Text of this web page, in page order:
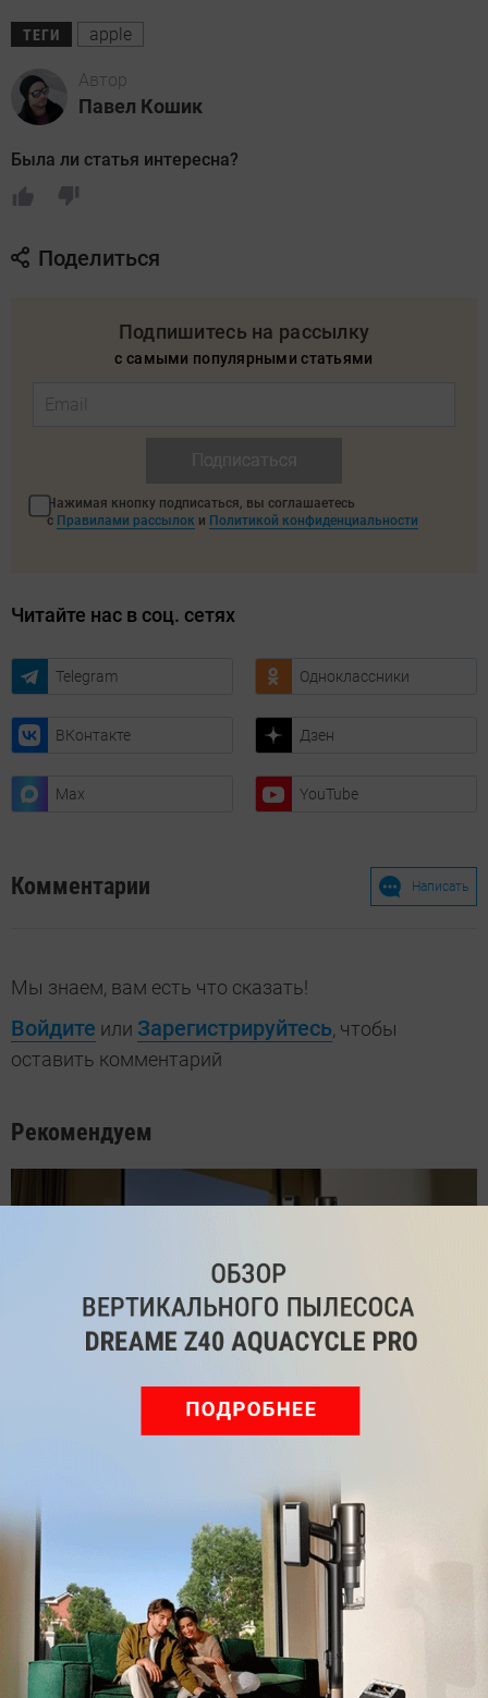
ТЕГИ apple
Автор
Павел Кошик
Была ли статья интересна?
Поделиться
Подпишитесь на рассылку
с самыми популярными статьями
Нажимая кнопку подписаться, вы соглашаетесь
с Правилами рассылок и Политикой конфиденциальности
Читайте нас в соц. сетях
Telegram Одноклассники
ВКонтакте Дзен
Max YouTube
Комментарии Написать
Мы знаем, вам есть что сказать!
Войдите или Зарегистрируйтесь, чтобы
оставить комментарий
Рекомендуем
Обзор вертикального пылесоса Dreame Z40 AquaCycle
Pro: гибкий подход к уборке